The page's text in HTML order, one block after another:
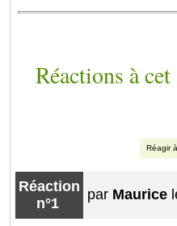
Réactions à
Réagir
Réaction
n°1
par Maurice